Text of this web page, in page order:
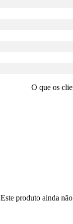
O que os
Este produto ainda